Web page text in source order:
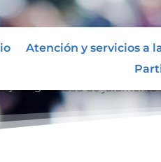
Atención y servicios a
la gravedad de juramento